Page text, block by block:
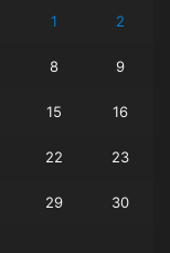
1 2
8 9
15 16
22 23
29 30